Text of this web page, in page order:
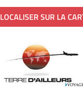
LOCALISER SUR LA